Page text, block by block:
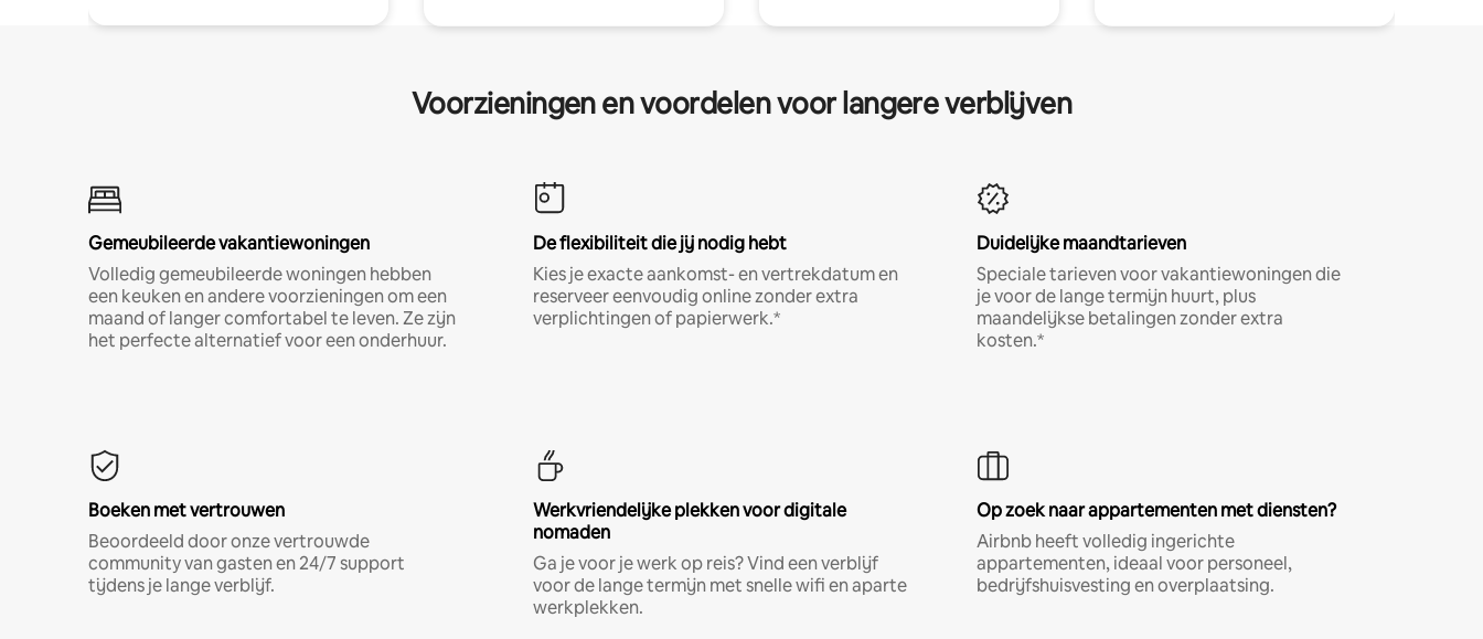
Voorzieningen en voordelen voor langere verblijven
Gemeubileerde vakantiewoningen
Volledig gemeubileerde woningen hebben
een keuken en andere voorzieningen om een
maand of langer comfortabel te leven. Ze zijn
het perfecte alternatief voor een onderhuur.
De flexibiliteit die jij nodig hebt
Kies je exacte aankomst- en vertrekdatum en
reserveer eenvoudig online zonder extra
verplichtingen of papierwerk.*
Duidelijke maandtarieven
Speciale tarieven voor vakantiewoningen die
je voor de lange termijn huurt, plus
maandelijkse betalingen zonder extra
kosten.*
Boeken met vertrouwen
Beoordeeld door onze vertrouwde
community van gasten en 24/7 support
tijdens je lange verblijf.
Werkvriendelijke plekken voor digitale
nomaden
Ga je voor je werk op reis? Vind een verblijf
voor de lange termijn met snelle wifi en aparte
werkplekken.
Op zoek naar appartementen met diensten?
Airbnb heeft volledig ingerichte
appartementen, ideaal voor personeel,
bedrijfshuisvesting en overplaatsing.